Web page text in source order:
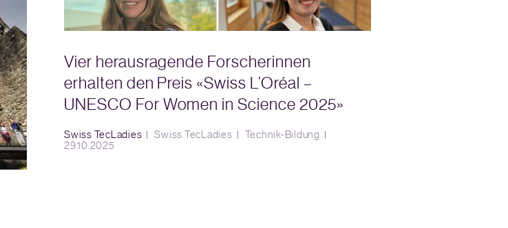
Vier herausragende Forscherinnen
erhalten den Preis «Swiss L’Oréal –
UNESCO For Women in Science 2025»
Swiss TecLadies Swiss TecLadies
Technik-Bildung
29.10.2025